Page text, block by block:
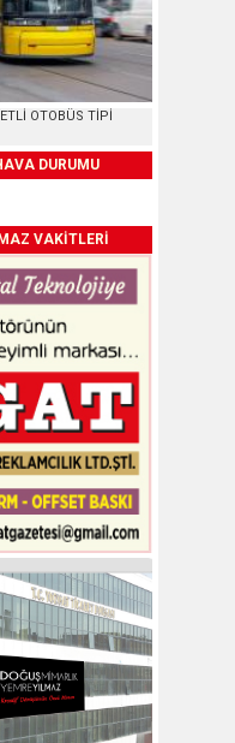
OTOBÜS TİPİ
DURUMU
VAKİTLERİ